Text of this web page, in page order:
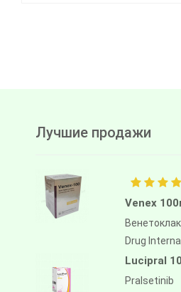
Лучшие продажи
Venex
Drug
Lucipral
Pralsetinib